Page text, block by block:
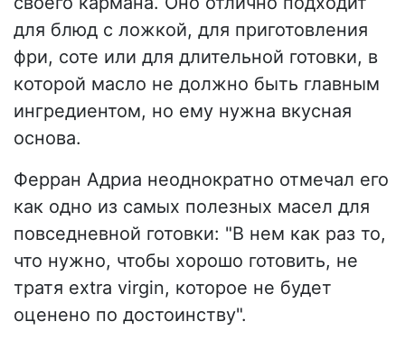
для блюд с ложкой, для приготовления
фри, соте или для длительной готовки, в
которой масло не должно быть главным
ингредиентом, но ему нужна вкусная
основа.
Ферран Адриа неоднократно отмечал его
как одно из самых полезных масел для
повседневной готовки: "В нем как раз то,
что нужно, чтобы хорошо готовить, не
тратя extra virgin, которое не будет
оценено по достоинству".